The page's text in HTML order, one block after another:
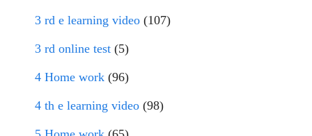
3 rd e learning video (107)
3 rd online test (5)
4 Home work (96)
4 th e learning video (98)